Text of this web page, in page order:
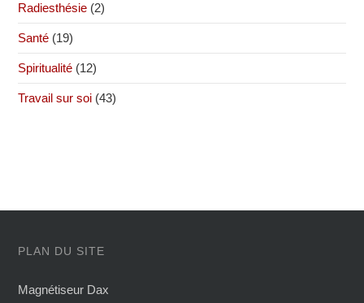
Radiesthésie (2)
Santé (19)
Spiritualité (12)
Travail sur soi (43)
PLAN DU SITE
Magnétiseur Dax